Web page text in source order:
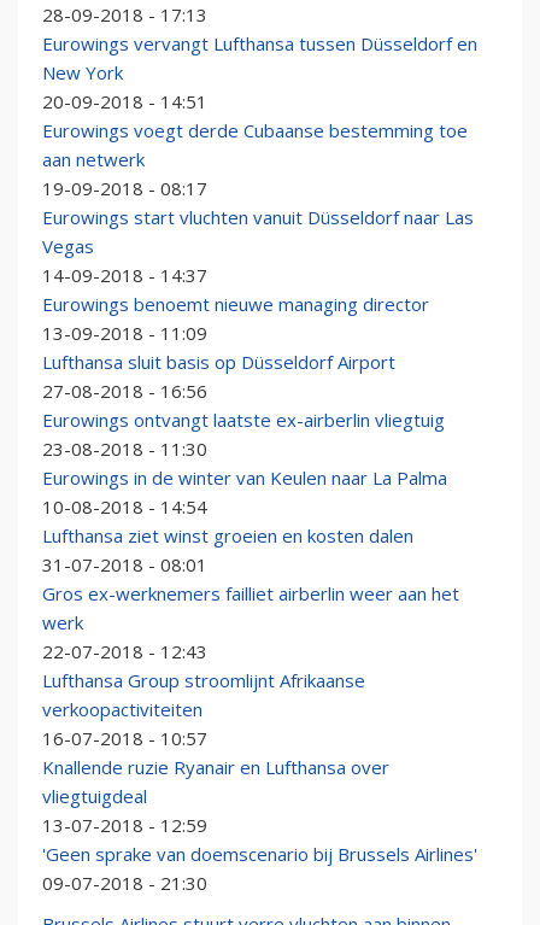
28-09-2018 - 17:13
Eurowings vervangt Lufthansa tussen Düsseldorf en
New York
20-09-2018 - 14:51
Eurowings voegt derde Cubaanse bestemming toe
aan netwerk
19-09-2018 - 08:17
Eurowings start vluchten vanuit Düsseldorf naar Las
Vegas
14-09-2018 - 14:37
Eurowings benoemt nieuwe managing director
13-09-2018 - 11:09
Lufthansa sluit basis op Düsseldorf Airport
27-08-2018 - 16:56
Eurowings ontvangt laatste ex-airberlin vliegtuig
23-08-2018 - 11:30
Eurowings in de winter van Keulen naar La Palma
10-08-2018 - 14:54
Lufthansa ziet winst groeien en kosten dalen
31-07-2018 - 08:01
Gros ex-werknemers failliet airberlin weer aan het
werk
22-07-2018 - 12:43
Lufthansa Group stroomlijnt Afrikaanse
verkoopactiviteiten
16-07-2018 - 10:57
Knallende ruzie Ryanair en Lufthansa over
vliegtuigdeal
13-07-2018 - 12:59
'Geen sprake van doemscenario bij Brussels Airlines'
09-07-2018 - 21:30